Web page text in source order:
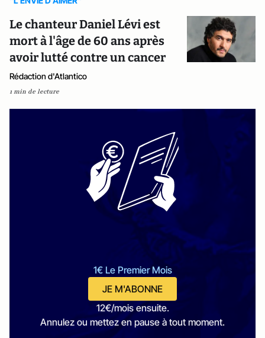
Le chanteur Daniel Lévi est
mort à l'âge de 60 ans après
avoir lutté contre un cancer
Rédaction d'Atlantico
1 min de lecture
1€ Le Premier Mois
JE M'ABONNE
12€/mois ensuite.
Annulez ou mettez en pause à tout moment.